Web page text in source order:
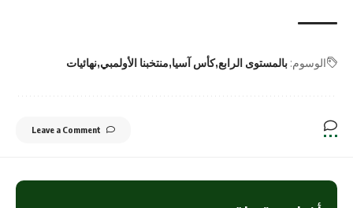
الوسوم: بالمستوى الرابع كأس آسيا منتخبنا الأولمبي نهائيات
Leave a Comment